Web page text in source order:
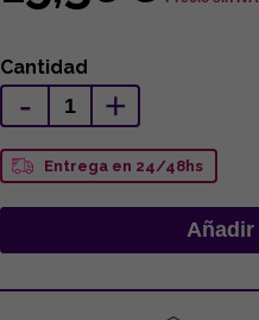
Cantidad
- +
Entrega en 24/48hs